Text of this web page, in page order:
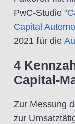
PwC-Studie
Capital
2021 für die
4
Capital-
Zur Messung
zur